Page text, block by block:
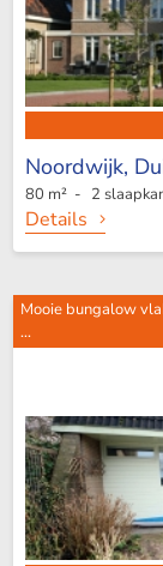
Noordwijk,
80 m² - 2
Details
Mooie bungalow
...